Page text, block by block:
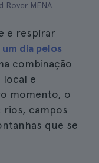
Rover MENA
e respirar
dia pelos
combinação
local e
momento, o
rios, campos
que se